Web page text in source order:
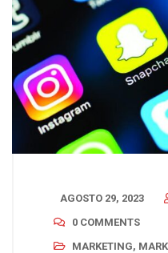
AGOSTO 29, 2023
0 COMMENTS
MARKETING,